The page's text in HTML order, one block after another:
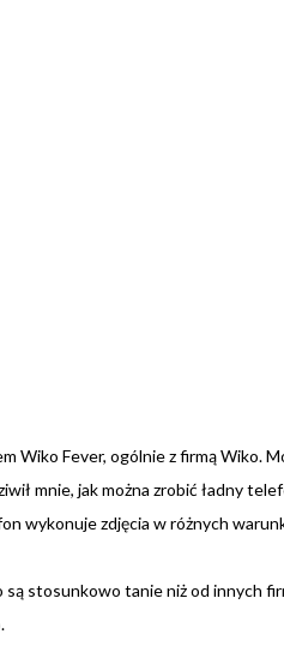
Wiko Fever, ogólnie z firmą Wiko.
mnie, jak można zrobić ładny
wykonuje zdjęcia w różnych
stosunkowo tanie niż od innych